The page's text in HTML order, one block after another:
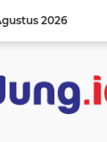
2026